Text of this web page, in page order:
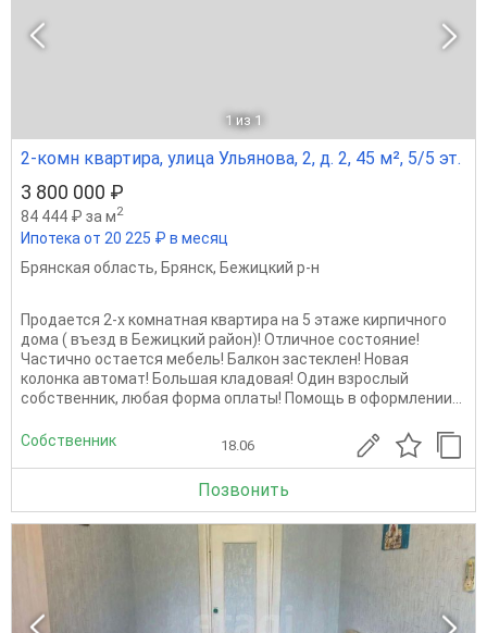
1 из 1
2-комн квартира, улица Ульянова, 2, д. 2, 45 м², 5/5 эт.
3 800 000 ₽
84 444 ₽ за м2
Ипотека от 20 225 ₽ в месяц
Брянская область, Брянск, Бежицкий р-н
Продается 2-х комнатная квартира на 5 этаже кирпичного
дома ( въезд в Бежицкий район)! Отличное состояние!
Частично остается мебель! Балкон застеклен! Новая
колонка автомат! Большая кладовая! Один взрослый
собственник, любая форма оплаты! Помощь в оформлении...
Собственник 18.06
Позвонить